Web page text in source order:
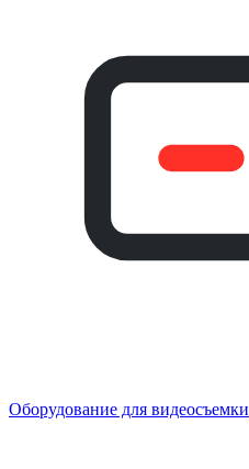
Оборудование для видеосъемки